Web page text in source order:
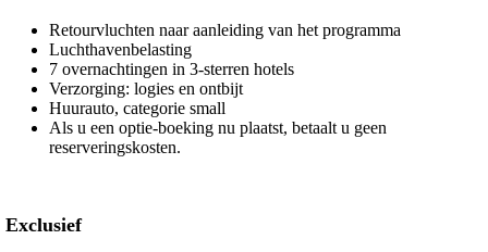
Retourvluchten naar aanleiding van het programma
Luchthavenbelasting
7 overnachtingen in 3-sterren hotels
Verzorging: logies en ontbijt
Huurauto, categorie small
Als u een optie-boeking nu plaatst, betaalt u geen
reserveringskosten.
Exclusief